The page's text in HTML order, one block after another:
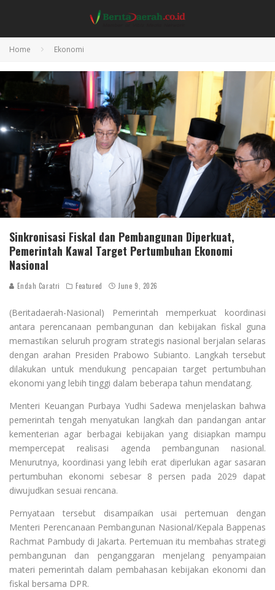
Home Ekonomi
Sinkronisasi Fiskal dan Pembangunan Diperkuat,
Pemerintah Kawal Target Pertumbuhan Ekonomi
Nasional
Endah Caratri Featured June 9, 2026
(Beritadaerah-Nasional) Pemerintah memperkuat koordinasi
antara perencanaan pembangunan dan kebijakan fiskal guna
memastikan seluruh program strategis nasional berjalan selaras
dengan arahan Presiden Prabowo Subianto. Langkah tersebut
dilakukan untuk mendukung pencapaian target pertumbuhan
ekonomi yang lebih tinggi dalam beberapa tahun mendatang.
Menteri Keuangan Purbaya Yudhi Sadewa menjelaskan bahwa
pemerintah tengah menyatukan langkah dan pandangan antar
kementerian agar berbagai kebijakan yang disiapkan mampu
mempercepat realisasi agenda pembangunan nasional.
Menurutnya, koordinasi yang lebih erat diperlukan agar sasaran
pertumbuhan ekonomi sebesar 8 persen pada 2029 dapat
diwujudkan sesuai rencana.
Pernyataan tersebut disampaikan usai pertemuan dengan
Menteri Perencanaan Pembangunan Nasional/Kepala Bappenas
Rachmat Pambudy di Jakarta. Pertemuan itu membahas strategi
pembangunan dan penganggaran menjelang penyampaian
materi pemerintah dalam pembahasan kebijakan ekonomi dan
fiskal bersama DPR.